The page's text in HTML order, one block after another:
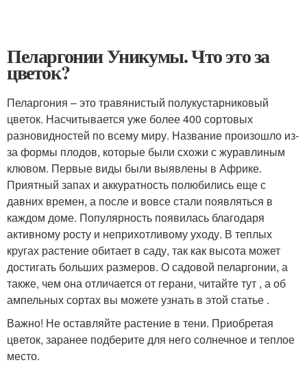
Пеларгонии Уникумы. Что это за
цветок?
Пеларгония – это травянистый полукустарниковый
цветок. Насчитывается уже более 400 сортовых
разновидностей по всему миру. Название произошло из-
за формы плодов, которые были схожи с журавлиным
клювом. Первые виды были выявлены в Африке.
Приятный запах и аккуратность полюбились еще с
давних времен, а после и вовсе стали появляться в
каждом доме. Популярность появилась благодаря
активному росту и неприхотливому уходу. В теплых
кругах растение обитает в саду, так как высота может
достигать больших размеров. О садовой пеларгонии, а
также, чем она отличается от герани, читайте тут , а об
ампельных сортах вы можете узнать в этой статье .
Важно! Не оставляйте растение в тени. Приобретая
цветок, заранее подберите для него солнечное и теплое
место.